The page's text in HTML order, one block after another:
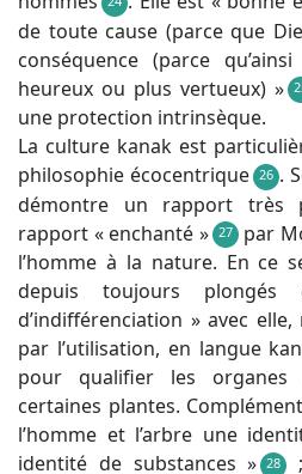
de toute cause (parce que
conséquence (parce
heureux ou plus vertueux) »
une protection intrinsèque.
La culture kanak est
philosophie écocentrique
26 .
démontre un rapport très
rapport « enchanté » 27 par
l’homme à la nature. En ce
depuis toujours
d’indifférenciation » avec
par l’utilisation, en langue
pour qualifier les
certaines plantes.
l’homme et l’arbre une
identité de substances » 28